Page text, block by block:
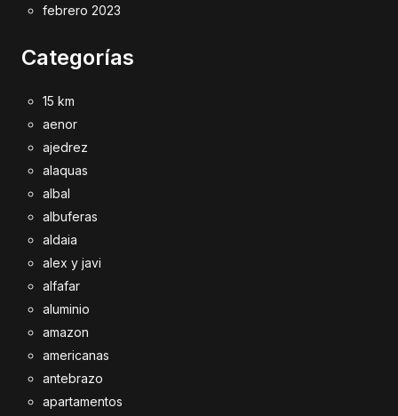
febrero 2023
Categorías
15 km
aenor
ajedrez
alaquas
albal
albuferas
aldaia
alex y javi
alfafar
aluminio
amazon
americanas
antebrazo
apartamentos